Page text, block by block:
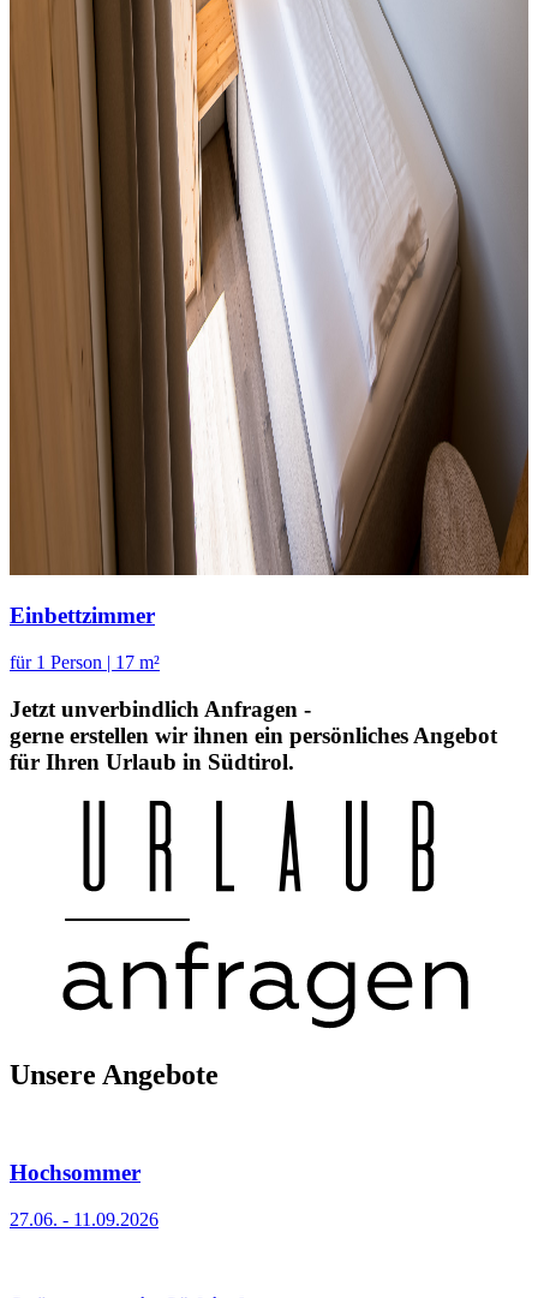
Einbettzimmer
für 1 Person | 17 m²
Jetzt unverbindlich Anfragen -
gerne erstellen wir ihnen ein persönliches Angebot
für Ihren Urlaub in Südtirol.
Unsere Angebote
Hochsommer
27.06. - 11.09.2026